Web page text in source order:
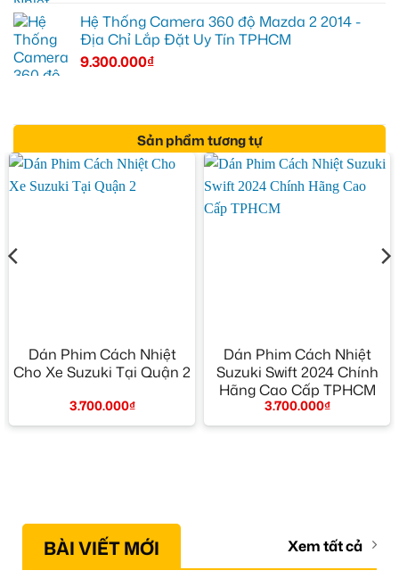
Hệ Thống Camera 360 độ Mazda 2 2014 -
Địa Chỉ Lắp Đặt Uy Tín TPHCM
9.300.000₫
Sản phẩm tương tự
Dán Phim Cách Nhiệt
Cho Xe Suzuki Tại Quận 2
3.700.000₫
Dán Phim Cách Nhiệt
Suzuki Swift 2024 Chính
Hãng Cao Cấp TPHCM
3.700.000₫
BÀI VIẾT MỚI Xem tất cả